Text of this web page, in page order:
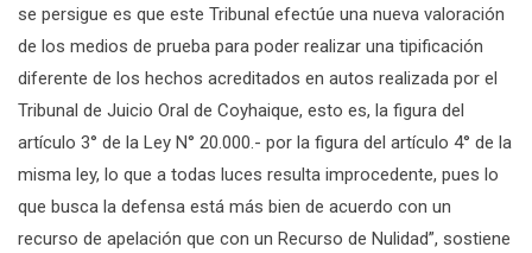
se persigue es que este Tribunal efectúe una nueva valoración
de los medios de prueba para poder realizar una tipificación
diferente de los hechos acreditados en autos realizada por el
Tribunal de Juicio Oral de Coyhaique, esto es, la figura del
artículo 3° de la Ley N° 20.000.- por la figura del artículo 4° de la
misma ley, lo que a todas luces resulta improcedente, pues lo
que busca la defensa está más bien de acuerdo con un
recurso de apelación que con un Recurso de Nulidad”, sostiene